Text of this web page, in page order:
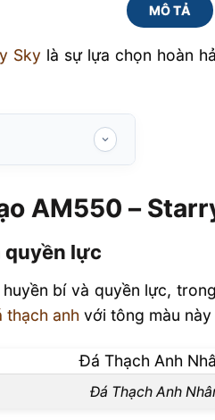
MÔ TẢ
Sky là sự lựa chọn hoàn
lực
– Starry Sky
AM550 –
quyền lực
bí và quyền lực,
thạch anh với tông màu
Đá Thạch Anh